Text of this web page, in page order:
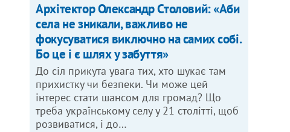
Архітектор Олександр Столовий: «Аби
села не зникали, важливо не
фокусуватися виключно на самих собі.
Бо це і є шлях у забуття»
До сіл прикута увага тих, хто шукає там
прихистку чи безпеки. Чи може цей
інтерес стати шансом для громад? Що
треба українському селу у 21 столітті, щоб
розвиватися, і до…